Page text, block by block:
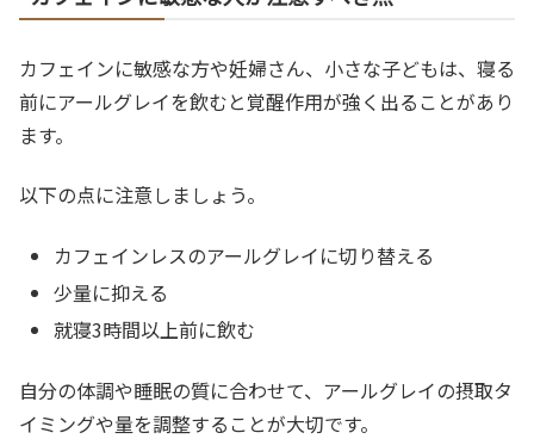
カフェインに敏感な方や妊婦さん、小さな子どもは、寝る
前にアールグレイを飲むと覚醒作用が強く出ることがあり
ます。
以下の点に注意しましょう。
カフェインレスのアールグレイに切り替える
少量に抑える
就寝3時間以上前に飲む
自分の体調や睡眠の質に合わせて、アールグレイの摂取タ
イミングや量を調整することが大切です。